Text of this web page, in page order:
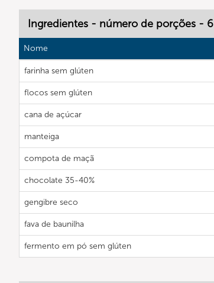
Ingredientes - número de porções - 6
Nome
farinha sem glúten
flocos sem glúten
cana de açúcar
manteiga
compota de maçã
chocolate 35-40%
gengibre seco
fava de baunilha
fermento em pó sem glúten